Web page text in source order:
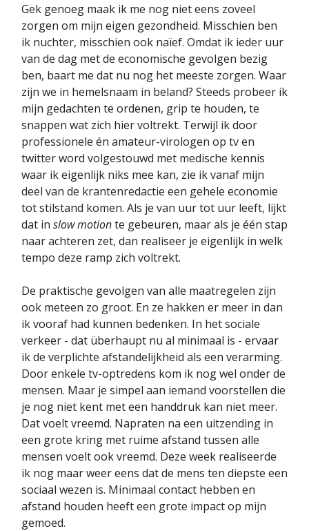
Gek genoeg maak ik me nog niet eens zoveel
zorgen om mijn eigen gezondheid. Misschien ben
ik nuchter, misschien ook naïef. Omdat ik ieder uur
van de dag met de economische gevolgen bezig
ben, baart me dat nu nog het meeste zorgen. Waar
zijn we in hemelsnaam in beland? Steeds probeer ik
mijn gedachten te ordenen, grip te houden, te
snappen wat zich hier voltrekt. Terwijl ik door
professionele én amateur-virologen op tv en
twitter word volgestouwd met medische kennis
waar ik eigenlijk niks mee kan, zie ik vanaf mijn
deel van de krantenredactie een gehele economie
tot stilstand komen. Als je van uur tot uur leeft, lijkt
dat in slow motionte gebeuren, maar als je één stap
naar achteren zet, dan realiseer je eigenlijk in welk
tempo deze ramp zich voltrekt.
De praktische gevolgen van alle maatregelen zijn
ook meteen zo groot. En ze hakken er meer in dan
ik vooraf had kunnen bedenken. In het sociale
verkeer - dat überhaupt nu al minimaal is - ervaar
ik de verplichte afstandelijkheid als een verarming.
Door enkele tv-optredens kom ik nog wel onder de
mensen. Maar je simpel aan iemand voorstellen die
je nog niet kent met een handdruk kan niet meer.
Dat voelt vreemd. Napraten na een uitzending in
een grote kring met ruime afstand tussen alle
mensen voelt ook vreemd. Deze week realiseerde
ik nog maar weer eens dat de mens ten diepste een
sociaal wezen is. Minimaal contact hebben en
afstand houden heeft een grote impact op mijn
gemoed.